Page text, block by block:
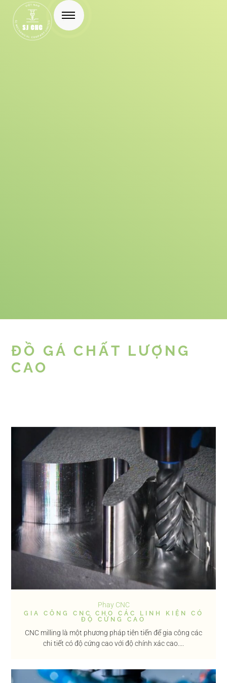
ĐỒ GÁ CHẤT LƯỢNG
CAO
Phay CNC
GIA CÔNG CNC CHO CÁC LINH KIỆN CÓ
ĐỘ CỨNG CAO
CNC milling là một phương pháp tiên tiến để gia công các
chi tiết có độ cứng cao với độ chính xác cao....